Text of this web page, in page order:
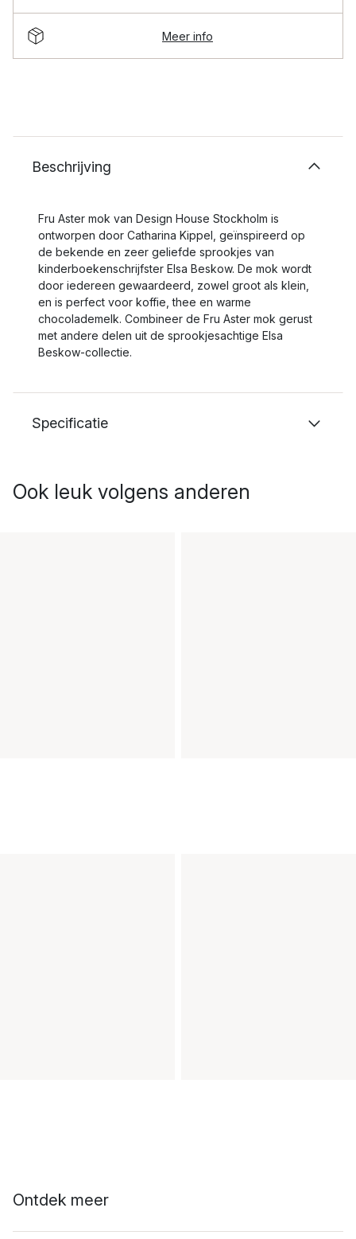
Meer info
Beschrijving
Fru Aster mok van Design House Stockholm is
ontworpen door Catharina Kippel, geïnspireerd op
de bekende en zeer geliefde sprookjes van
kinderboekenschrijfster Elsa Beskow. De mok wordt
door iedereen gewaardeerd, zowel groot als klein,
en is perfect voor koffie, thee en warme
chocolademelk. Combineer de Fru Aster mok gerust
met andere delen uit de sprookjesachtige Elsa
Beskow-collectie.
Specificatie
Ook leuk volgens anderen
Ontdek meer